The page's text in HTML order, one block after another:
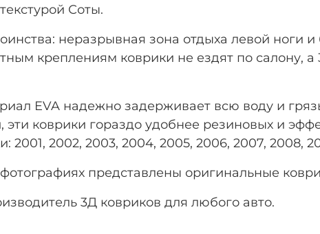
Соты.
неразрывная зона отдыха левой ноги и
креплениям коврики не ездят по салону,
EVA надежно задерживает всю воду и
эти коврики гораздо удобнее резиновых и
2001, 2002, 2003, 2004, 2005, 2006, 2007, 2008,
представлены оригинальные
3Д ковриков для любого авто.